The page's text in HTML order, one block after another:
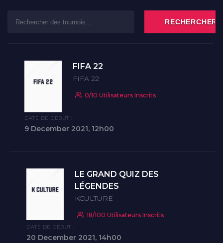
FIFA 22
FIFA 22
0/10 Utilisateurs Inscrits
DATE DE DÉBUT :
9 December 2021, 12h00
LE GRAND QUIZ DES
LÉGENDES
KCULTURE
18/100 Utilisateurs Inscrits
DATE DE DÉBUT :
20 December 2021, 14h00